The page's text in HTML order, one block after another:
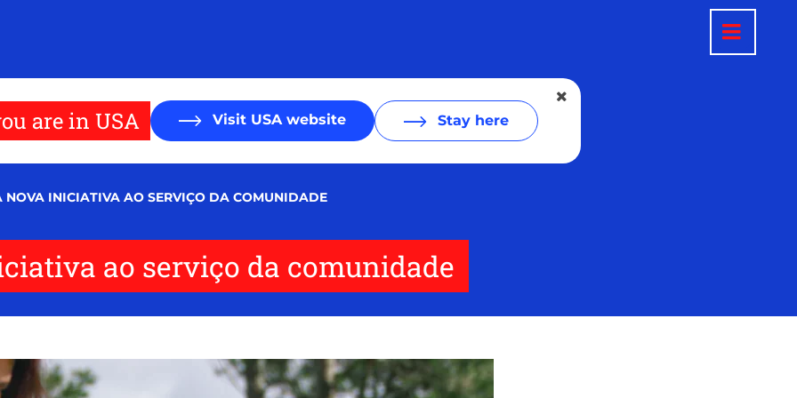
are in USA Visit USA website Stay here
NOVA INICIATIVA AO SERVIÇO DA COMUNIDADE
ao serviço da comunidade